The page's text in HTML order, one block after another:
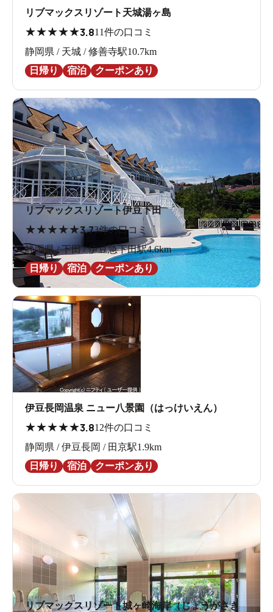
リブマックスリゾート天城湯ヶ島
★★★★★3.811件の口コミ
静岡県 / 天城 / 修善寺駅10.7km
日帰り
宿泊 クーポンあり
リブマックスリゾート伊豆下田
★★★★★3.73件の口コミ
静岡県 / 下田 / 伊豆急下田駅4.6km
日帰り
宿泊 クーポンあり
伊豆長岡温泉 ニュー八景園（はっけいえん）
★★★★★3.812件の口コミ
静岡県 / 伊豆長岡 / 田京駅1.9km
日帰り
宿泊 クーポンあり
リブマックスリゾート城ヶ崎海岸（じょうがさき